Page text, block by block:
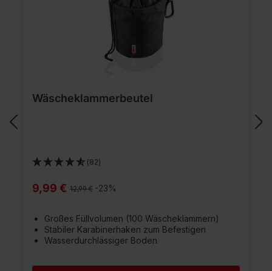
Wäscheklammerbeutel
(82)
9,99 € Regulärer Preis:
12,99 € -23%
Großes Füllvolumen (100 Wäscheklammern)
Stabiler Karabinerhaken zum Befestigen
Wasserdurchlässiger Boden